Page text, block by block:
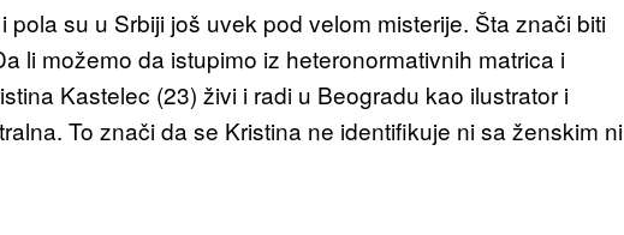
pola su u Srbiji još uvek pod velom misterije. Šta znači biti
li možemo da istupimo iz heteronormativnih matrica i
Kastelec (23) živi i radi u Beogradu kao ilustrator i
To znači da se Kristina ne identifikuje ni sa ženskim ni